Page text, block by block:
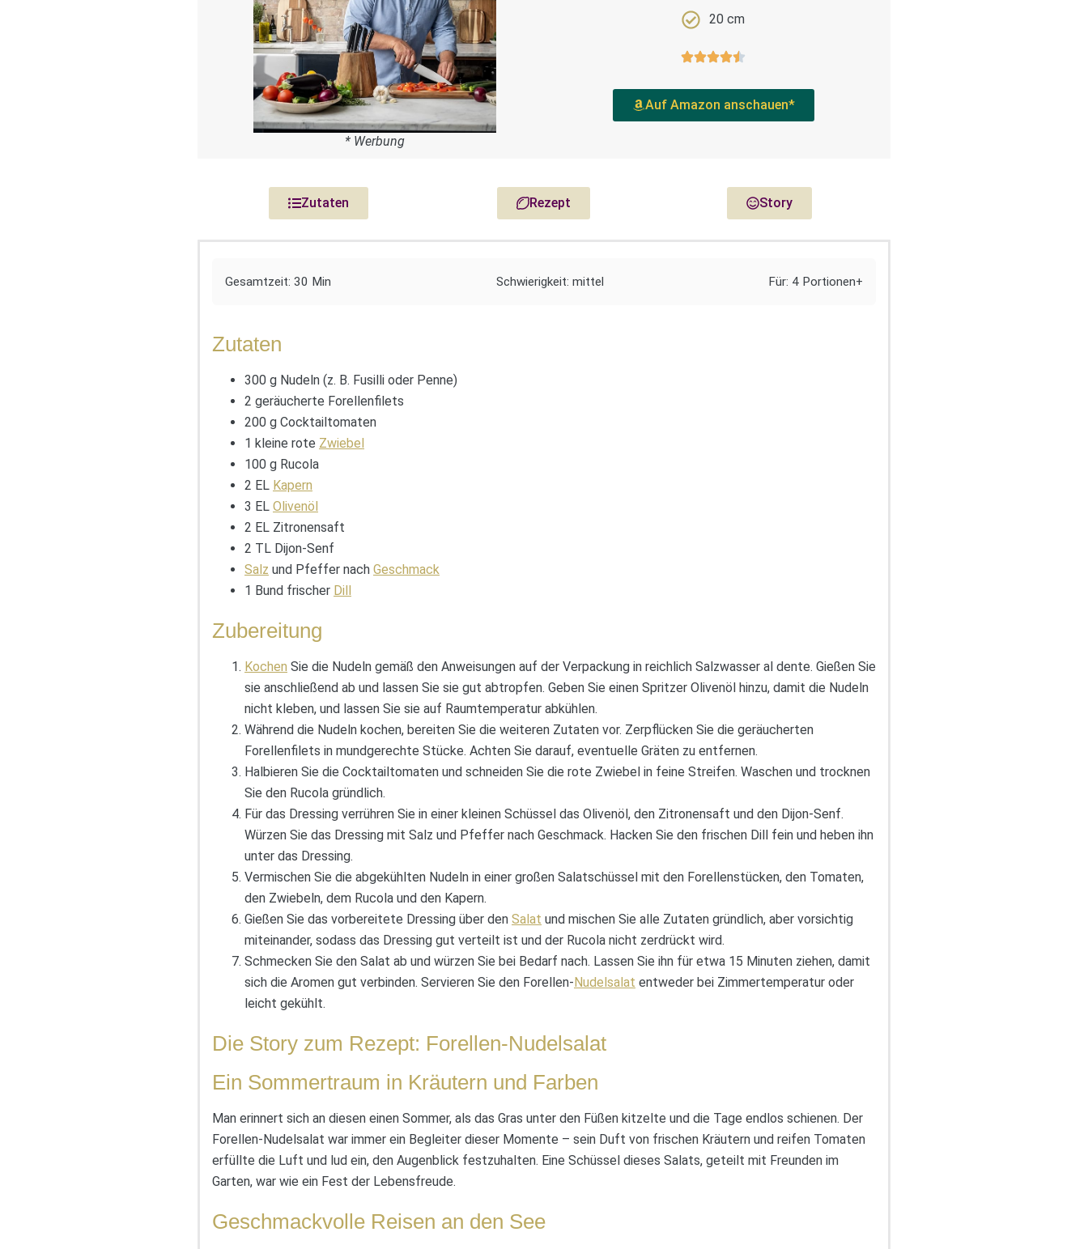
* Werbung
20 cm
Auf Amazon anschauen*
Zutaten Rezept Story
Gesamtzeit: 30 Min Schwierigkeit: mittel Für: 4 Portionen+
Zutaten
300 g Nudeln (z. B. Fusilli oder Penne)
2 geräucherte Forellenfilets
200 g Cocktailtomaten
1 kleine rote Zwiebel
100 g Rucola
2 EL Kapern
3 EL Olivenöl
2 EL Zitronensaft
2 TL Dijon-Senf
Salz und Pfeffer nach Geschmack
1 Bund frischer Dill
Zubereitung
Kochen Sie die Nudeln gemäß den Anweisungen auf der Verpackung in reichlich Salzwasser al dente. Gießen Sie
sie anschließend ab und lassen Sie sie gut abtropfen. Geben Sie einen Spritzer Olivenöl hinzu, damit die Nudeln
nicht kleben, und lassen Sie sie auf Raumtemperatur abkühlen.
Während die Nudeln kochen, bereiten Sie die weiteren Zutaten vor. Zerpflücken Sie die geräucherten
Forellenfilets in mundgerechte Stücke. Achten Sie darauf, eventuelle Gräten zu entfernen.
Halbieren Sie die Cocktailtomaten und schneiden Sie die rote Zwiebel in feine Streifen. Waschen und trocknen
Sie den Rucola gründlich.
Für das Dressing verrühren Sie in einer kleinen Schüssel das Olivenöl, den Zitronensaft und den Dijon-Senf.
Würzen Sie das Dressing mit Salz und Pfeffer nach Geschmack. Hacken Sie den frischen Dill fein und heben ihn
unter das Dressing.
Vermischen Sie die abgekühlten Nudeln in einer großen Salatschüssel mit den Forellenstücken, den Tomaten,
den Zwiebeln, dem Rucola und den Kapern.
Gießen Sie das vorbereitete Dressing über den Salat und mischen Sie alle Zutaten gründlich, aber vorsichtig
miteinander, sodass das Dressing gut verteilt ist und der Rucola nicht zerdrückt wird.
Schmecken Sie den Salat ab und würzen Sie bei Bedarf nach. Lassen Sie ihn für etwa 15 Minuten ziehen, damit
sich die Aromen gut verbinden. Servieren Sie den Forellen- Nudelsalat entweder bei Zimmertemperatur oder
leicht gekühlt.
Die Story zum Rezept: Forellen-Nudelsalat
Ein Sommertraum in Kräutern und Farben
Man erinnert sich an diesen einen Sommer, als das Gras unter den Füßen kitzelte und die Tage endlos schienen. Der
Forellen-Nudelsalat war immer ein Begleiter dieser Momente – sein Duft von frischen Kräutern und reifen Tomaten
erfüllte die Luft und lud ein, den Augenblick festzuhalten. Eine Schüssel dieses Salats, geteilt mit Freunden im
Garten, war wie ein Fest der Lebensfreude.
Geschmackvolle Reisen an den See